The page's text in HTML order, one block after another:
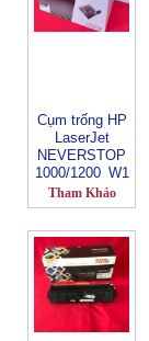
Cụm trống HP
LaserJet
NEVERSTOP
1000/1200_W1
104A_Topjet
Tham Khảo